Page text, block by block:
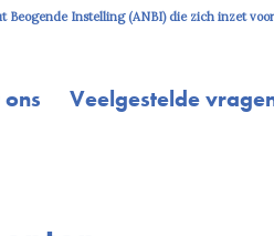
Beogende Instelling (ANBI) die zich inzet
Veelgestelde